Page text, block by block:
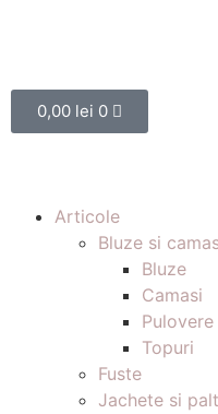
0,00 lei 0
Articole
Bluze si
Bluze
Camasi
Pulovere
Topuri
Fuste
Jachete si